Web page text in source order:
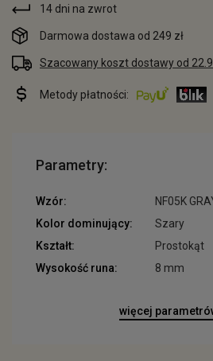
14 dni na zwrot
Darmowa dostawa od 249 zł
Szacowany koszt dostawy od
Metody płatności:
Parametry:
Wzór:
NF05K
Kolor dominujący:
Szary
Kształt:
Prostokąt
Wysokość runa:
8 mm
więcej